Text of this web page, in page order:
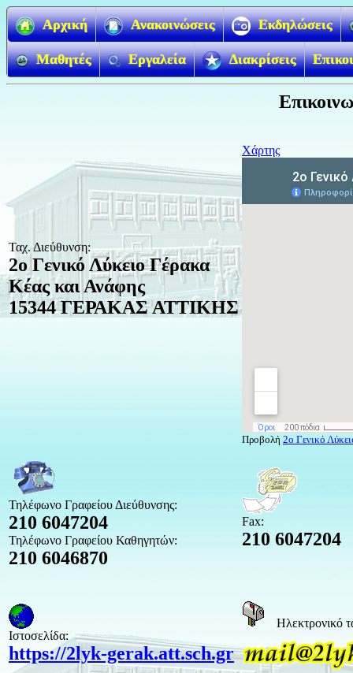
Αρχική Ανακοινώσεις Εκδηλώσεις
Μαθητές Εργαλεία Διακρίσεις
Ταχ. Διεύθυνση:
2ο Γενικό Λύκειο Γέρακα
Κέας και Ανάφης
15344 ΓΕΡΑΚΑΣ ΑΤΤΙΚΗΣ
Χάρτης
Προβολή 2ο Γενικό
Τηλέφωνο Γραφείου Διεύθυνσης:
210 6047204
Τηλέφωνο Γραφείου Καθηγητών:
210 6046870
Fax:
210 6047204
Ιστοσελίδα:
https://2lyk-gerak.att.sch.gr
Ηλεκτρονικό